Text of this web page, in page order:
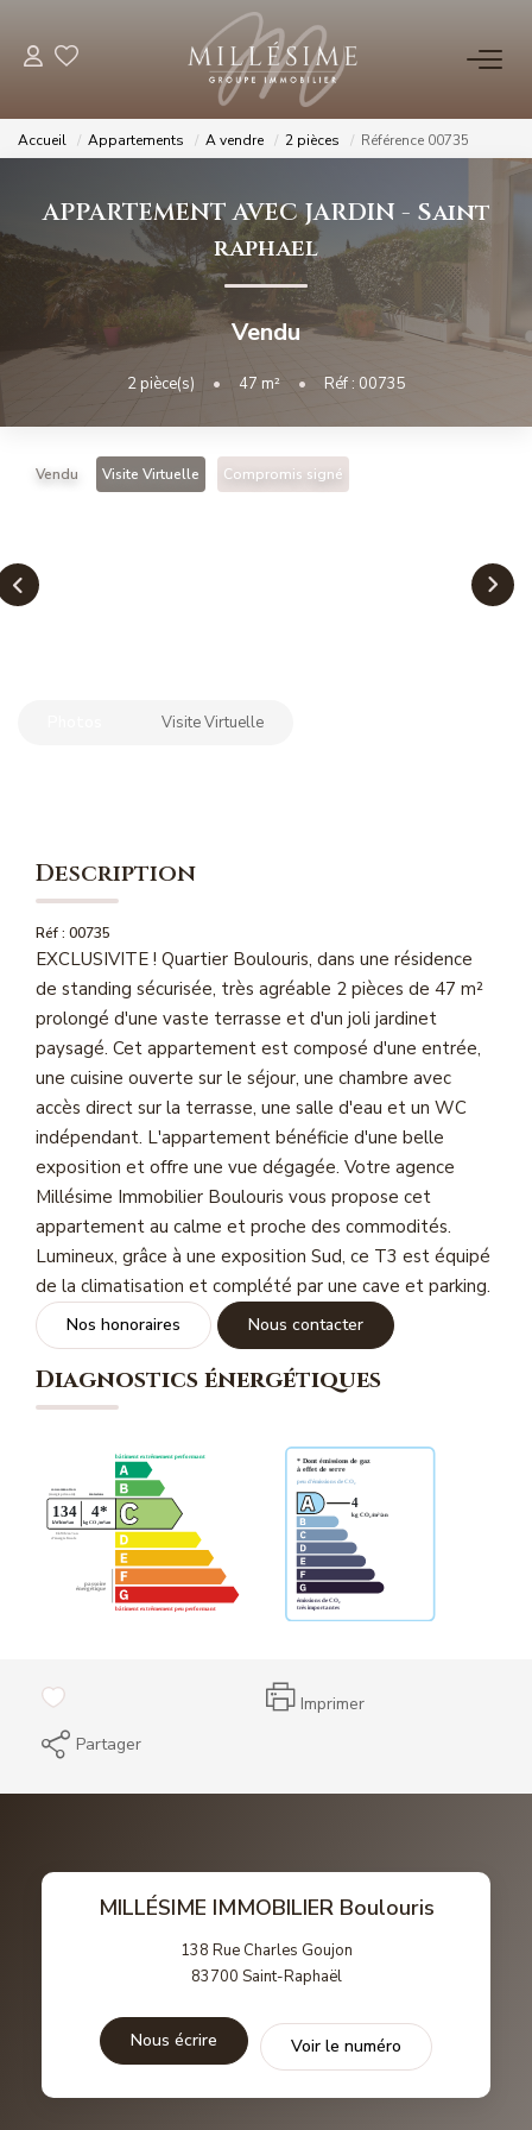
NOS OFFRES
Nos Biens Vendus
NOS AGENCES
Nos Équipes
ESTIMATION
Millésimme Immobilier N°4
Millésimme Immobilier N°8
Millésimme Immobilier N°10
Millésimme Immobilier N°11
Magasine Vendu Boulouris
Magasine Vendu St-Raphaël/Fréjus
CONTACT
Accueil Appartements A vendre 2 pièces Référence 00735
APPARTEMENT AVEC JARDIN - Saint
raphael
Vendu
2pièce(s) • 47 m² • Réf : 00735
Vendu Visite Virtuelle Compromis signé
Visite Virtuelle
Description
Réf : 00735
EXCLUSIVITE ! Quartier Boulouris, dans une résidence
de standing sécurisée, très agréable 2 pièces de 47 m²
prolongé d'une vaste terrasse et d'un joli jardinet
paysagé. Cet appartement est composé d'une entrée,
une cuisine ouverte sur le séjour, une chambre avec
accès direct sur la terrasse, une salle d'eau et un WC
indépendant. L'appartement bénéficie d'une belle
exposition et offre une vue dégagée. Votre agence
Millésime Immobilier Boulouris vous propose cet
appartement au calme et proche des commodités.
Lumineux, grâce à une exposition Sud, ce T3 est équipé
de la climatisation et complété par une cave et parking.
Nos honoraires Nous contacter
Diagnostics énergétiques
Imprimer
Partager
MILLÉSIME IMMOBILIER Boulouris
138 Rue Charles Goujon
83700 Saint-Raphaël
Nous écrire Voir le numéro